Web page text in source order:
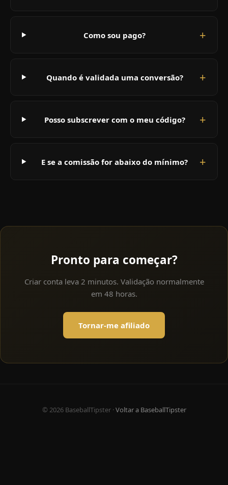
Como sou pago?
Quando é validada uma conversão?
Posso subscrever com o meu código?
E se a comissão for abaixo do mínimo?
Pronto para começar?
Criar conta leva 2 minutos. Validação normalmente
em 48 horas.
Tornar-me afiliado
© 2026 BaseballTipster ·Voltar a BaseballTipster